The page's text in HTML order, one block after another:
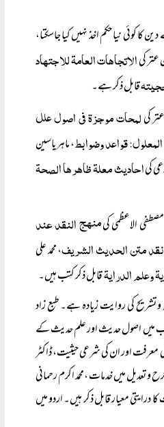
کا کوئی نیا حکم اخذ نہیں کیا جاسکتا،
کیالاتجاھات العامۃ للاجتھاد
قابل ذکر ہے۔
لمحات موجزۃ فی اصول علل
قواعد وضوابط، ماہر یاسین
کیاحادیث معلۃ ظاھرھا الصحۃ
منھج النقد عند
متن الحدیث الشریف، محمد علی
وعلم الدرایۃقابل ذکر کتب ہیں۔
تشریح کی روایت زیادہ ہے۔ طبع زاد
میں اصول حدیث اور علم حدیث کے
معرفت اور ان کی شرعی حیثیت، ڈاکٹر
تعدیل میں خدمات ،محمد اکرم رحمانی
معیار قابل ذکر ہیں۔ اردو میں